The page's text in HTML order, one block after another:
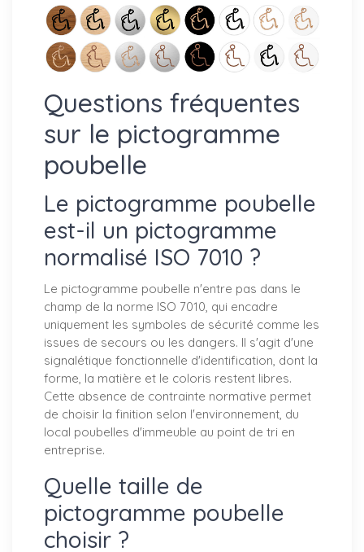
Questions fréquentes
sur le pictogramme
poubelle
Le pictogramme poubelle
est-il un pictogramme
normalisé ISO 7010 ?
Le pictogramme poubelle n'entre pas dans le
champ de la norme ISO 7010, qui encadre
uniquement les symboles de sécurité comme les
issues de secours ou les dangers. Il s'agit d'une
signalétique fonctionnelle d'identification, dont la
forme, la matière et le coloris restent libres.
Cette absence de contrainte normative permet
de choisir la finition selon l'environnement, du
local poubelles d'immeuble au point de tri en
entreprise.
Quelle taille de
pictogramme poubelle
choisir ?